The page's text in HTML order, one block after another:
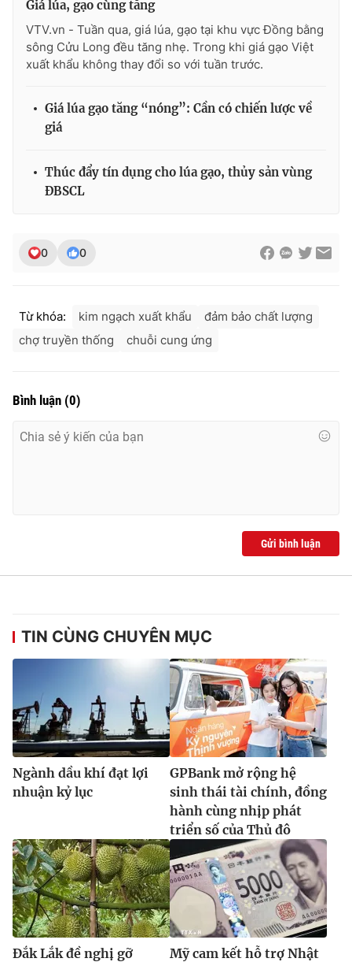
Cơ quan chủ quản:
cấp ngày 29/12/2023
Nguyễn Trọng Ninh
Tổng đài VTV:024.38 355 931 - 024.38 355 932
Liên hệ quảng cáo:
® Cấm sao chép dưới mọi hình thức nếu không có sự chấp
thuận bằng văn bản. Ghi rõ nguồn VTV.vn khi phát hành lại
thông tin từ website này.
Giá lúa, gạo cùng tăng
VTV.vn - Tuần qua, giá lúa, gạo tại khu vực Đồng bằng
sông Cửu Long đều tăng nhẹ. Trong khi giá gạo Việt
xuất khẩu không thay đổi so với tuần trước.
Giá lúa gạo tăng “nóng”: Cần có chiến lược về
giá
Thúc đẩy tín dụng cho lúa gạo, thủy sản vùng
ĐBSCL
0 0
Từ khóa: kim ngạch xuất khẩu
đảm bảo chất lượng
chợ truyền thống
chuỗi cung ứng
Bình luận (0)
Gửi bình luận
TIN CÙNG CHUYÊN MỤC
Ngành dầu khí đạt lợi
nhuận kỷ lục
GPBank mở rộng hệ
sinh thái tài chính, đồng
hành cùng nhịp phát
triển số của Thủ đô
Đắk Lắk đề nghị gỡ
Mỹ cam kết hỗ trợ Nhật